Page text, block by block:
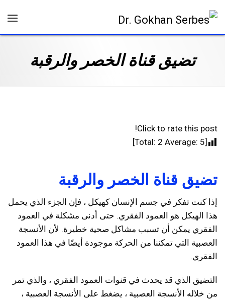
تضيق قناة الخصر والرقبة
Click to rate this post!
[Total:
2 Average: 5
]
تضيق قناة الخصر والرقبة
إذا كنت تفكر في جسم الإنسان كهيكل ، فإن الجزء الذي يحمل
هذا الهيكل هو العمود الفقري. حتى أدنى مشكلة في العمود
الفقري يمكن أن تسبب مشاكل صحية خطيرة. لأن الأنسجة
العصبية التي تمكننا من الحركة موجودة أيضًا في هذا العمود
الفقري.
التضيق الذي قد يحدث في قنوات العمود الفقري ، والذي تمر
من خلاله الأنسجة العصبية ، يضغط على الأنسجة العصبية ،